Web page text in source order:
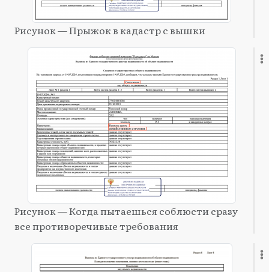
Рисунок — Прыжок в кадастр с вышки
Рисунок — Когда пытаешься соблюсти сразу
все противоречивые требования